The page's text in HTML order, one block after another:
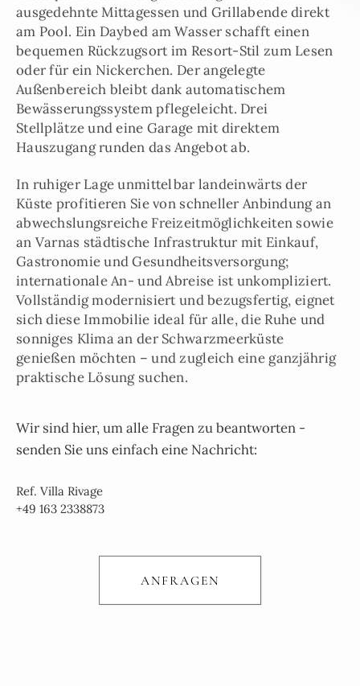
ausgedehnte Mittagessen und Grillabende direkt
am Pool. Ein Daybed am Wasser schafft einen
bequemen Rückzugsort im Resort-Stil zum Lesen
oder für ein Nickerchen. Der angelegte
Außenbereich bleibt dank automatischem
Bewässerungssystem pflegeleicht. Drei
Stellplätze und eine Garage mit direktem
Hauszugang runden das Angebot ab.
In ruhiger Lage unmittelbar landeinwärts der
Küste profitieren Sie von schneller Anbindung an
abwechslungsreiche Freizeitmöglichkeiten sowie
an Varnas städtische Infrastruktur mit Einkauf,
Gastronomie und Gesundheitsversorgung;
internationale An- und Abreise ist unkompliziert.
Vollständig modernisiert und bezugsfertig, eignet
sich diese Immobilie ideal für alle, die Ruhe und
sonniges Klima an der Schwarzmeerküste
genießen möchten – und zugleich eine ganzjährig
praktische Lösung suchen.
Wir sind hier, um alle Fragen zu beantworten -
senden Sie uns einfach eine Nachricht:
Ref. Villa Rivage
+49 163 2338873
ANFRAGEN